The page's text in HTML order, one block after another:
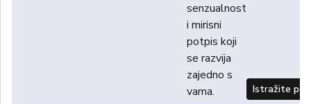
senzualnost
i mirisni
potpis koji
se razvija
zajedno s
vama.
Istražite